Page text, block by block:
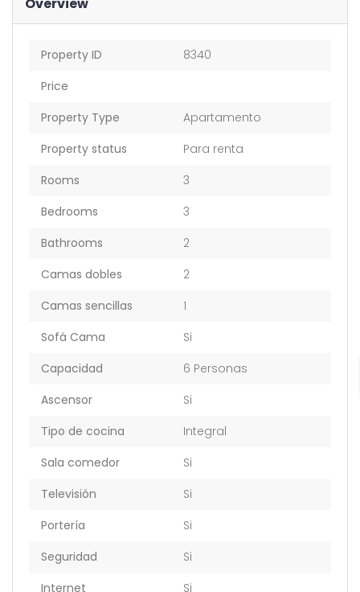
Property ID
8340
Price
Property Type
Apartamento
Property status
Para renta
Rooms
3
Bedrooms
3
Bathrooms
2
Camas dobles
2
Camas sencillas
1
Sofá Cama
Si
Capacidad
6 Personas
Ascensor
Si
Tipo de cocina
Integral
Sala comedor
Si
Televisión
Si
Portería
Si
Seguridad
Si
Internet
Si